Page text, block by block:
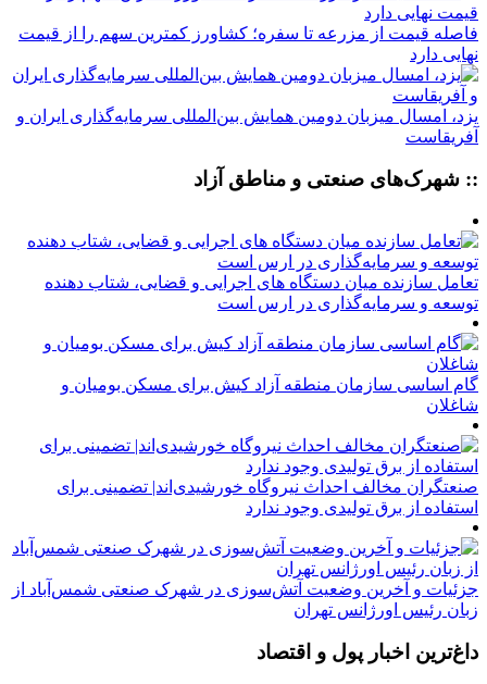
فاصله قیمت از مزرعه تا سفره؛ کشاورز کمترین سهم را از قیمت
نهایی دارد
یزد، امسال میزبان دومین همایش بین‌المللی سرمایه‌گذاری ایران و
آفریقاست
:: شهرک‌های صنعتی و مناطق آزاد
تعامل سازنده میان دستگاه‌ های اجرایی و قضایی، شتاب‌ دهنده
توسعه و سرمایه‌گذاری در ارس است
گام اساسی سازمان منطقه آزاد کیش برای مسکن بومیان و
شاغلان
صنعتگران مخالف احداث نیروگاه خورشیدی‌اند| تضمینی برای
استفاده از برق تولیدی وجود ندارد
جزئیات و آخرین وضعیت آتش‌سوزی در شهرک صنعتی شمس‌آباد از
زبان رئیس اورژانس تهران
داغ‌ترین اخبار پول و اقتصاد